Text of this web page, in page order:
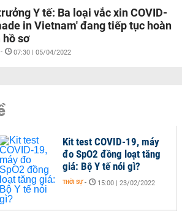
Y tế: Ba loại vắc xin COVID-
in Vietnam' đang tiếp tục hoàn
sơ
- 07:30 | 05/04/2022
Kit test COVID-19, máy
đo SpO2 đồng loạt tăng
giá: Bộ Y tế nói gì?
THỜI SỰ - 15:00 | 23/02/2022